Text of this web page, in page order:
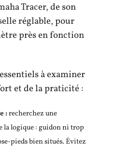
Tracer, de son
réglable, pour
près en fonction
à examiner
et de la praticité :
:recherchez une
la logique : guidon ni trop
pieds bien situés. Évitez